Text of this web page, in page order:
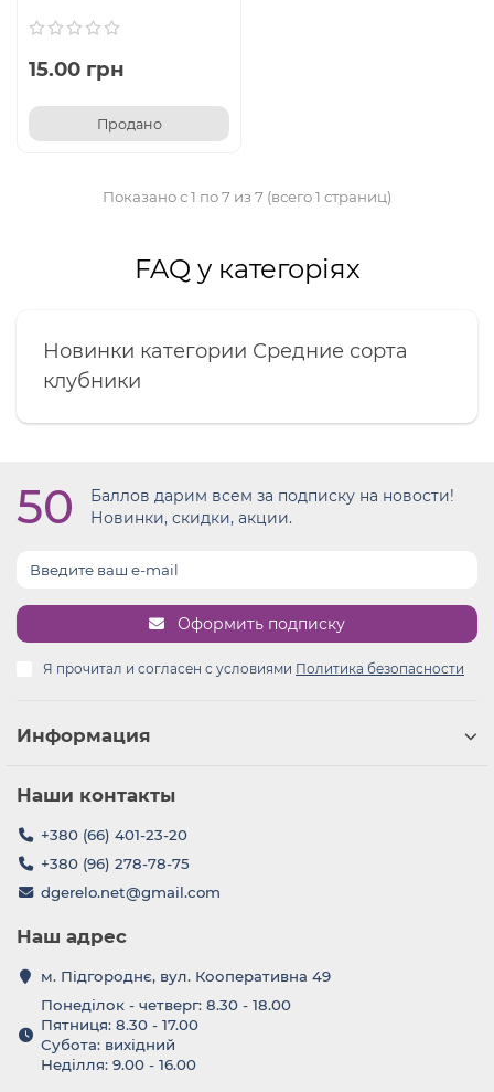
15.00 грн
Продано
Показано с 1 по 7 из 7 (всего 1 страниц)
FAQ у категоріях
Новинки категории Средние сорта
клубники
50
Баллов дарим всем за подписку на новости!
Новинки, скидки, акции.
Оформить подписку
Я прочитал и согласен с условиями Политика безопасности
Информация
Наши контакты
+380 (66) 401-23-20
+380 (96) 278-78-75
dgerelo.net@gmail.com
Наш адрес
м. Підгороднє, вул. Кооперативна 49
Понеділок - четверг: 8.30 - 18.00
Пятниця: 8.30 - 17.00
Субота: вихідний
Неділля: 9.00 - 16.00